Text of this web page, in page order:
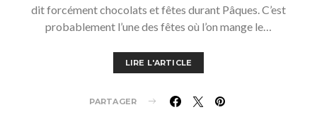
dit forcément chocolats et fêtes durant Pâques. C’est
probablement l’une des fêtes où l’on mange le…
LIRE L'ARTICLE
PARTAGER